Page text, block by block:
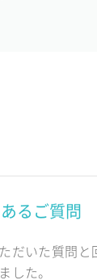
るご質問
だいた質問と
ました。